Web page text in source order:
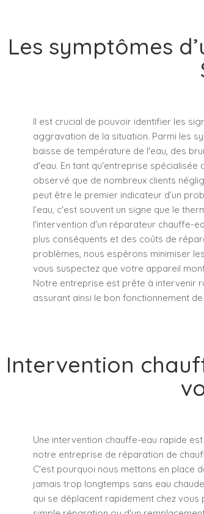
Les symptômes
Il est crucial de pouvoir identifier les
aggravation de la situation. Parmi les
baisse de température de l'eau, des
d'eau. En tant qu'entreprise
observé que de nombreux clients
peut être le premier indicateur d’un
l’eau, c'est souvent un signe que le
l'intervention d'un réparateur chauffe-
plus conséquents et des coûts de
problèmes, nous espérons minimiser
vous suspectez que votre appareil
Notre entreprise est prête à intervenir
assurant ainsi le bon fonctionnement
Intervention
Une intervention chauffe-eau rapide
notre entreprise de réparation de
C'est pourquoi nous mettons en place
jamais trop longtemps sans eau
qui se déplacent rapidement chez